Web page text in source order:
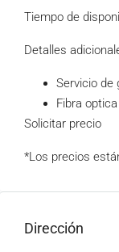
Tiempo de
Detalles
Servicio de
Fibra optica
Solicitar precio
*Los precios
Dirección